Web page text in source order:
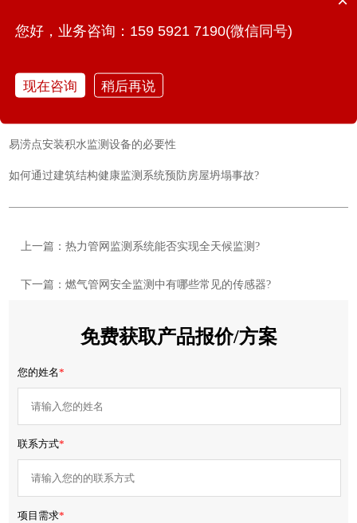
燃气管网监测系统部署的核心要点
易涝点安装积水监测设备的必要性
如何通过建筑结构健康监测系统预防房屋坍塌事故?
上一篇：热力管网监测系统能否实现全天候监测?
下一篇：燃气管网安全监测中有哪些常见的传感器?
免费获取产品报价/方案
您的姓名*
联系方式*
项目需求*
您好，业务咨询：159 5921 7190(微信同号)
现在咨询 稍后再说